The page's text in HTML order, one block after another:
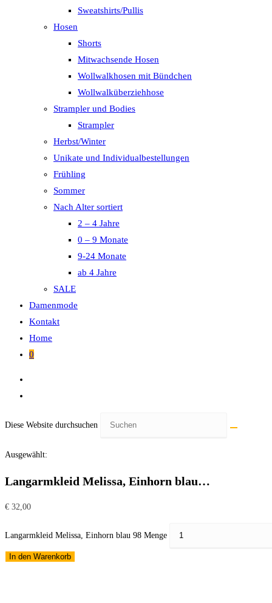
Sweatshirts/Pullis
Hosen
Shorts
Mitwachsende Hosen
Wollwalkhosen mit Bündchen
Wollwalküberziehhose
Strampler und Bodies
Strampler
Herbst/Winter
Unikate und Individualbestellungen
Frühling
Sommer
Nach Alter sortiert
2 – 4 Jahre
0 – 9 Monate
9-24 Monate
ab 4 Jahre
SALE
Damenmode
Kontakt
Home
0
Diese Website durchsuchen
Ausgewählt:
Langarmkleid Melissa, Einhorn blau…
€ 32,00
Langarmkleid Melissa, Einhorn blau 98 Menge
In den Warenkorb